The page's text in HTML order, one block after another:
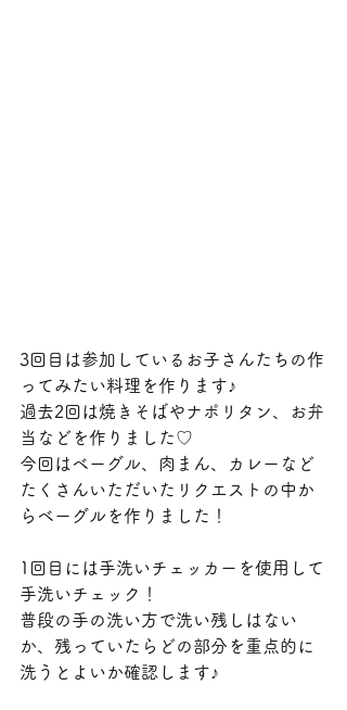
3回目は参加しているお子さんたちの作
ってみたい料理を作ります♪
過去2回は焼きそばやナポリタン、お弁
当などを作りました♡
今回はベーグル、肉まん、カレーなど
たくさんいただいたリクエストの中か
らベーグルを作りました！
1回目には手洗いチェッカーを使用して
手洗いチェック！
普段の手の洗い方で洗い残しはない
か、残っていたらどの部分を重点的に
洗うとよいか確認します♪